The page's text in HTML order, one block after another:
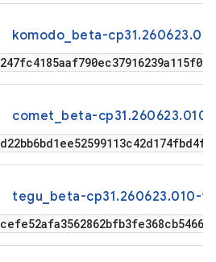
komodo_beta-
comet_beta-
tegu_beta-cp31.260623.010-